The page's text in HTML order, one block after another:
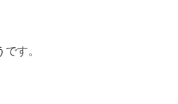
す。